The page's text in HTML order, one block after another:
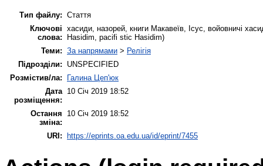
Тип файлу: Стаття
Ключові
слова:
хасиди, назорей, книги Макавеїв, Ісус, войовничі
Hasidim, pacifi stic Hasidim)
Теми: За напрямами > Релігія
Підрозділи:
UNSPECIFIED
Розмістив/ла:
Галина Цеп'юк
Дата
розміщення:
10 Січ 2019 18:52
Остання
зміна:
10 Січ 2019 18:52
URI: https://eprints.oa.edu.ua/id/eprint/7455